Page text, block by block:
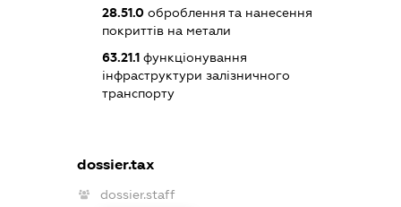
28.51.0 оброблення та нанесення
покриттів на метали
63.21.1 функціонування
інфраструктури залізничного
транспорту
dossier.tax
dossier.staff